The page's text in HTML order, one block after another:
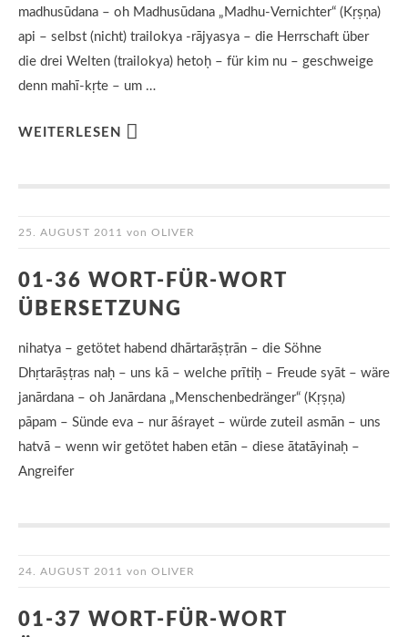
madhusūdana – oh Madhusūdana „Madhu-Vernichter“ (Kṛṣṇa)
api – selbst (nicht) trailokya -rājyasya – die Herrschaft über
die drei Welten (trailokya) hetoḥ – für kim nu – geschweige
denn mahī-kṛte – um …
WEITERLESEN
25. AUGUST 2011 von OLIVER
01-36 WORT-FÜR-WORT
ÜBERSETZUNG
nihatya – getötet habend dhārtarāṣṭrān – die Söhne
Dhṛtarāṣṭras naḥ – uns kā – welche prītiḥ – Freude syāt – wäre
janārdana – oh Janārdana „Menschenbedränger“ (Kṛṣṇa)
pāpam – Sünde eva – nur āśrayet – würde zuteil asmān – uns
hatvā – wenn wir getötet haben etān – diese ātatāyinaḥ –
Angreifer
24. AUGUST 2011 von OLIVER
01-37 WORT-FÜR-WORT